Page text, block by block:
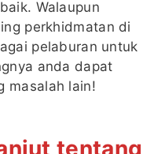
Walaupun
perkhidmatan di
pelaburan untuk
anda dapat
masalah lain!
tentang